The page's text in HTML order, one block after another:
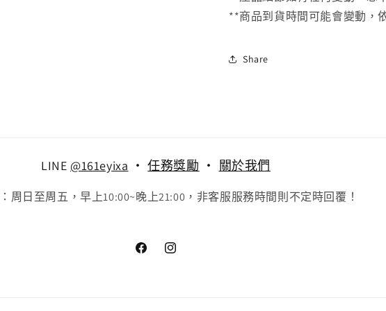
**商品到貨時間可能會變動，
Share
LINE @161eyixa ‧任務獎勵 ‧ 關於我們
周日至周五，早上10:00~晚上21:00，非客服服務時間則不定時回覆！
FacebookInstagram